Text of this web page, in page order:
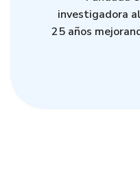
investigadora
25 años